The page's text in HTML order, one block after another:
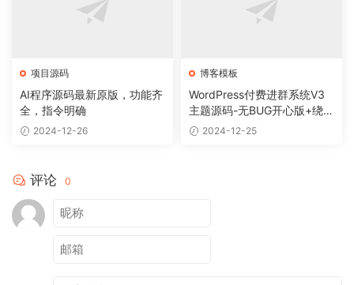
项目源码
AI程序源码最新原版，功能齐
全，指令明确
2024-12-26
博客模板
WordPress付费进群系统V3
主题源码-无BUG开心版+绕授
权教程2024-12-25
评论 0